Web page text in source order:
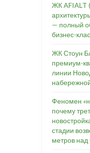
ЖК AFIALT
— полный
бизнес-
ЖК Стоун
премиум-
линии
Феномен
почему
стадии
метров над